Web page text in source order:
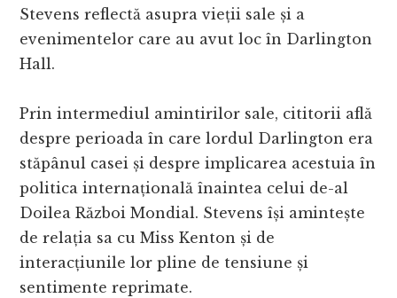
Stevens reflectă asupra vieții sale și a
evenimentelor care au avut loc în Darlington
Hall.
Prin intermediul amintirilor sale, cititorii află
despre perioada în care lordul Darlington era
stăpânul casei și despre implicarea acestuia în
politica internațională înaintea celui de-al
Doilea Război Mondial. Stevens își amintește
de relația sa cu Miss Kenton și de
interacțiunile lor pline de tensiune și
sentimente reprimate.